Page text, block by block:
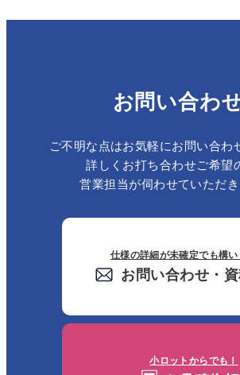
お問い合わ
ご不明な点はお気軽にお問い合わ
詳しくお打ち合わせご希望
営業担当が伺わせていただき
仕様の詳細が未確定でも構い
お問い合わせ・
小ロットからでも！